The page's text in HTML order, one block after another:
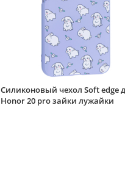
Силиконовый чехол Soft edge
Honor 20 pro зайки лужайки